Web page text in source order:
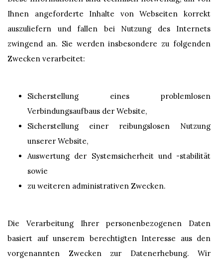
Ihnen angeforderte Inhalte von Webseiten korrekt
auszuliefern und fallen bei Nutzung des Internets
zwingend an. Sie werden insbesondere zu folgenden
Zwecken verarbeitet:
Sicherstellung eines problemlosen
Verbindungsaufbaus der Website,
Sicherstellung einer reibungslosen Nutzung
unserer Website,
Auswertung der Systemsicherheit und -stabilität
sowie
zu weiteren administrativen Zwecken.
Die Verarbeitung Ihrer personenbezogenen Daten
basiert auf unserem berechtigten Interesse aus den
vorgenannten Zwecken zur Datenerhebung. Wir